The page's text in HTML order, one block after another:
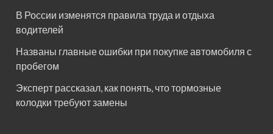
В России изменятся правила труда и отдыха
водителей
Названы главные ошибки при покупке автомобиля с
пробегом
Эксперт рассказал, как понять, что тормозные
колодки требуют замены